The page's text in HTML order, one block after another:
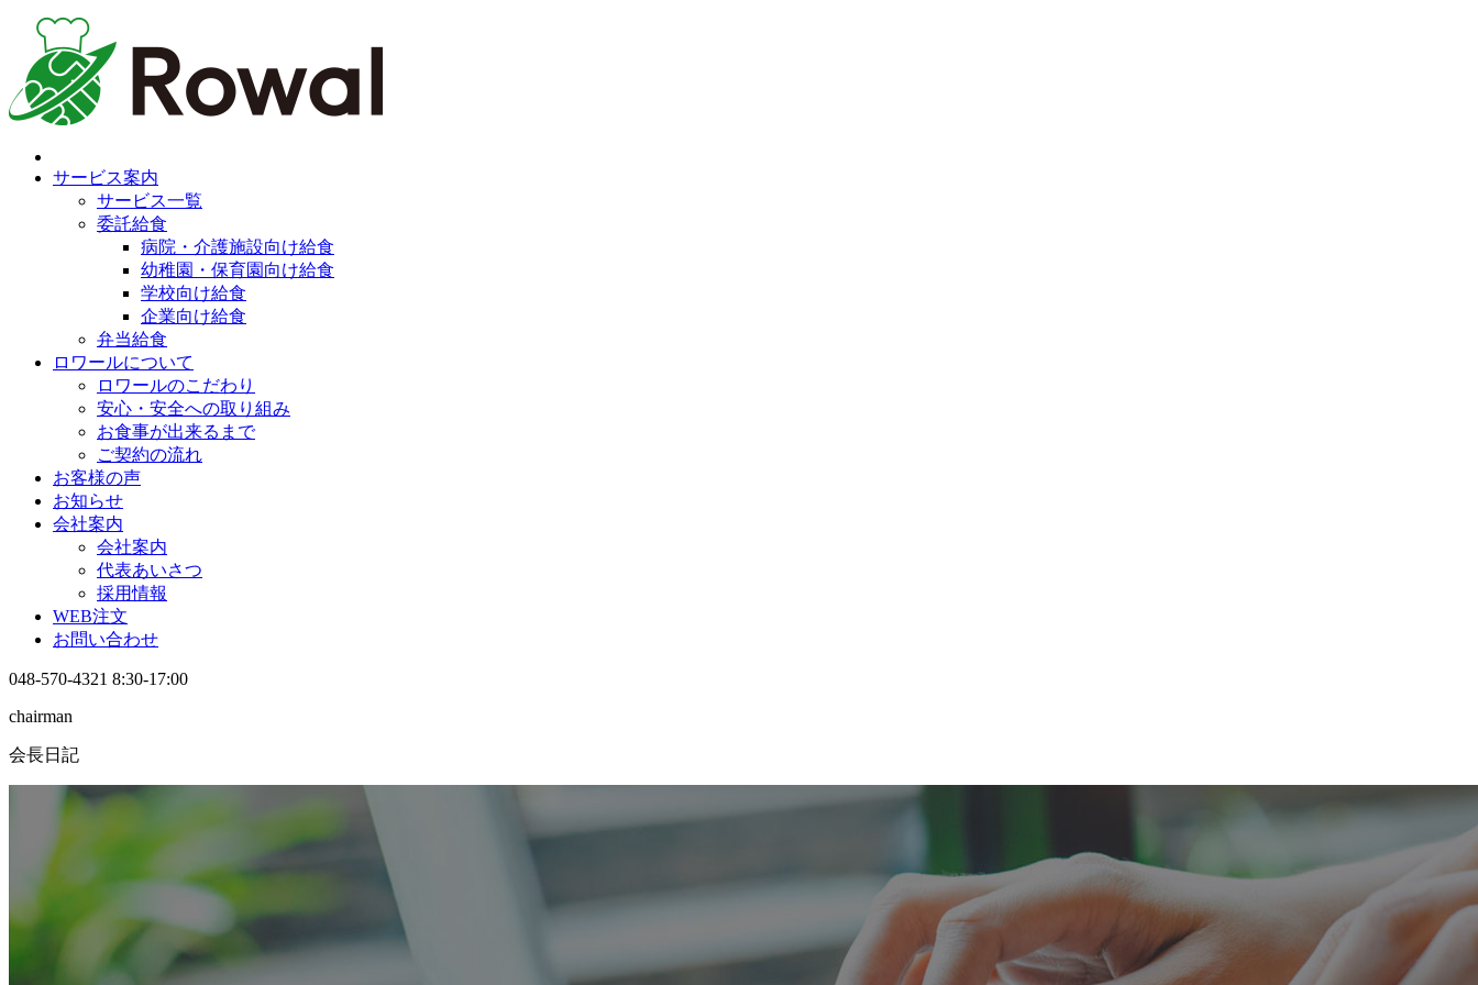
サービス案内
サービス一覧
委託給食
病院・介護施設向け給食
幼稚園・保育園向け給食
学校向け給食
企業向け給食
弁当給食
ロワールについて
ロワールのこだわり
安心・安全への取り組み
お食事が出来るまで
ご契約の流れ
お客様の声
お知らせ
会社案内
会社案内
代表あいさつ
採用情報
WEB注文
お問い合わせ
048-570-4321 8:30-17:00
chairman
会長日記